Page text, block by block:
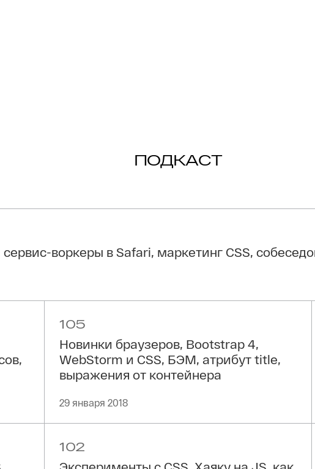
ПОДКАСТ
сервис-воркеры в Safari, маркетинг CSS,
105
Новинки браузеров, Bootstrap 4,
WebStorm и CSS, БЭМ, атрибут title,
выражения от контейнера
29 января 2018
102